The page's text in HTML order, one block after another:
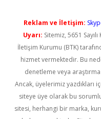
Reklam ve İletişim:
Uyarı: Sitemiz, 5651
İletişim Kurumu (BTK)
hizmet vermektedir. Bu
denetleme veya
Ancak, üyelerimiz yazdıkları
siteye üye olarak bu
sitesi, herhangi bir marka,